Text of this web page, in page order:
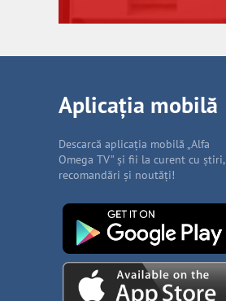
Aplicația mobilă
Descarcă aplicația mobilă „Alfa
Omega TV” și fii la curent cu știri,
recomandări și noutăți!